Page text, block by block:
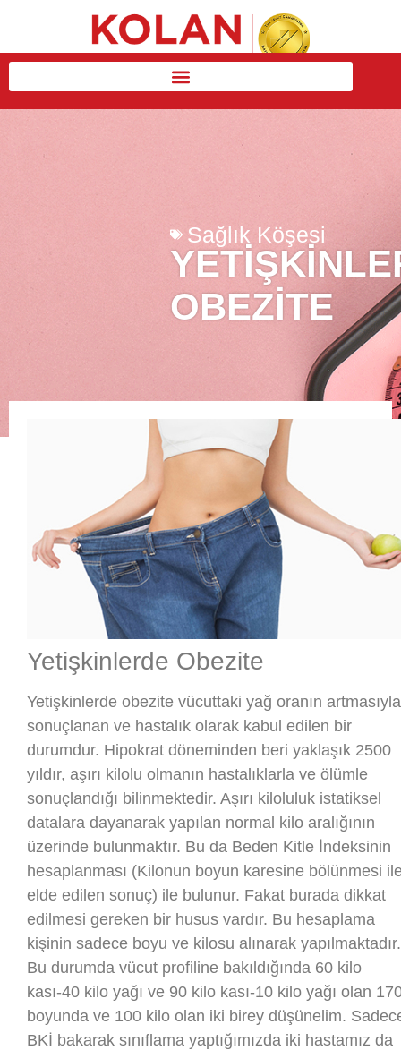
Sağlık Köşesi
OBEZITE
Yetişkinlerde Obezite
Yetişkinlerde obezite vücuttaki yağ oranın artmasıyla
sonuçlanan ve hastalık olarak kabul edilen bir
durumdur. Hipokrat döneminden beri yaklaşık 2500
yıldır, aşırı kilolu olmanın hastalıklarla ve ölümle
sonuçlandığı bilinmektedir. Aşırı kiloluluk istatiksel
datalara dayanarak yapılan normal kilo aralığının
üzerinde bulunmaktır. Bu da Beden Kitle İndeksinin
hesaplanması (Kilonun boyun karesine bölünmesi
elde edilen sonuç) ile bulunur. Fakat burada dikkat
edilmesi gereken bir husus vardır. Bu hesaplama
kişinin sadece boyu ve kilosu alınarak yapılmaktadır.
Bu durumda vücut profiline bakıldığında 60 kilo
kası-40 kilo yağı ve 90 kilo kası-10 kilo yağı olan
boyunda ve 100 kilo olan iki birey düşünelim.
BKİ bakarak sınıflama yaptığımızda iki hastamız da